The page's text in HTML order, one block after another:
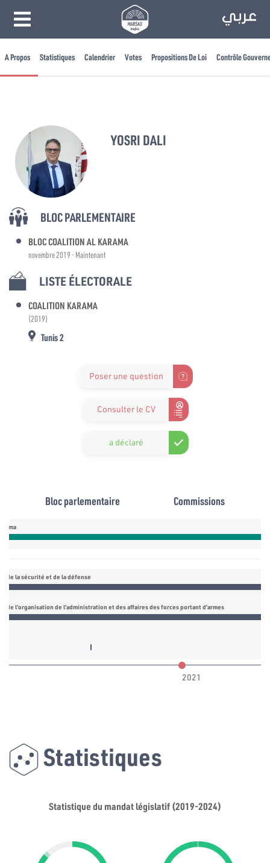
A Propos Statistiques Calendrier Votes Propositions De Loi Contrôle
YOSRI DALI
BLOC PARLEMENTAIRE
BLOC COALITION AL KARAMA
novembre 2019 - Maintenant
LISTE ÉLECTORALE
COALITION KARAMA
(2019)
Tunis 2
Poser une question
Consulter le CV
a déclaré
Bloc parlementaire Commissions
de la sécurité et de la défense
de l’organisation de l’administration et des affaires des forces portant d’armes
2021
Statistiques
Statistique du mandat législatif (2019-2024)